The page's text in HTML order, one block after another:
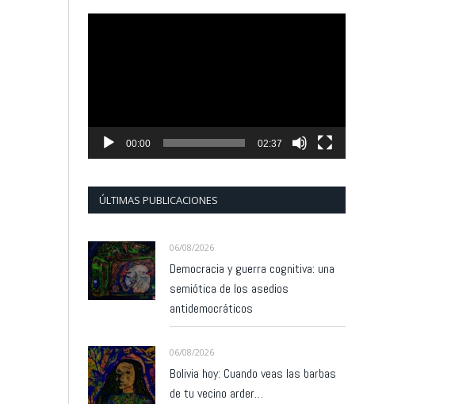
00:00 02:37
ÚLTIMAS PUBLICACIONES
06/08/2026
Democracia y guerra cognitiva: una
semiótica de los asedios
antidemocráticos
06/08/2026
Bolivia hoy: Cuando veas las barbas
de tu vecino arder…